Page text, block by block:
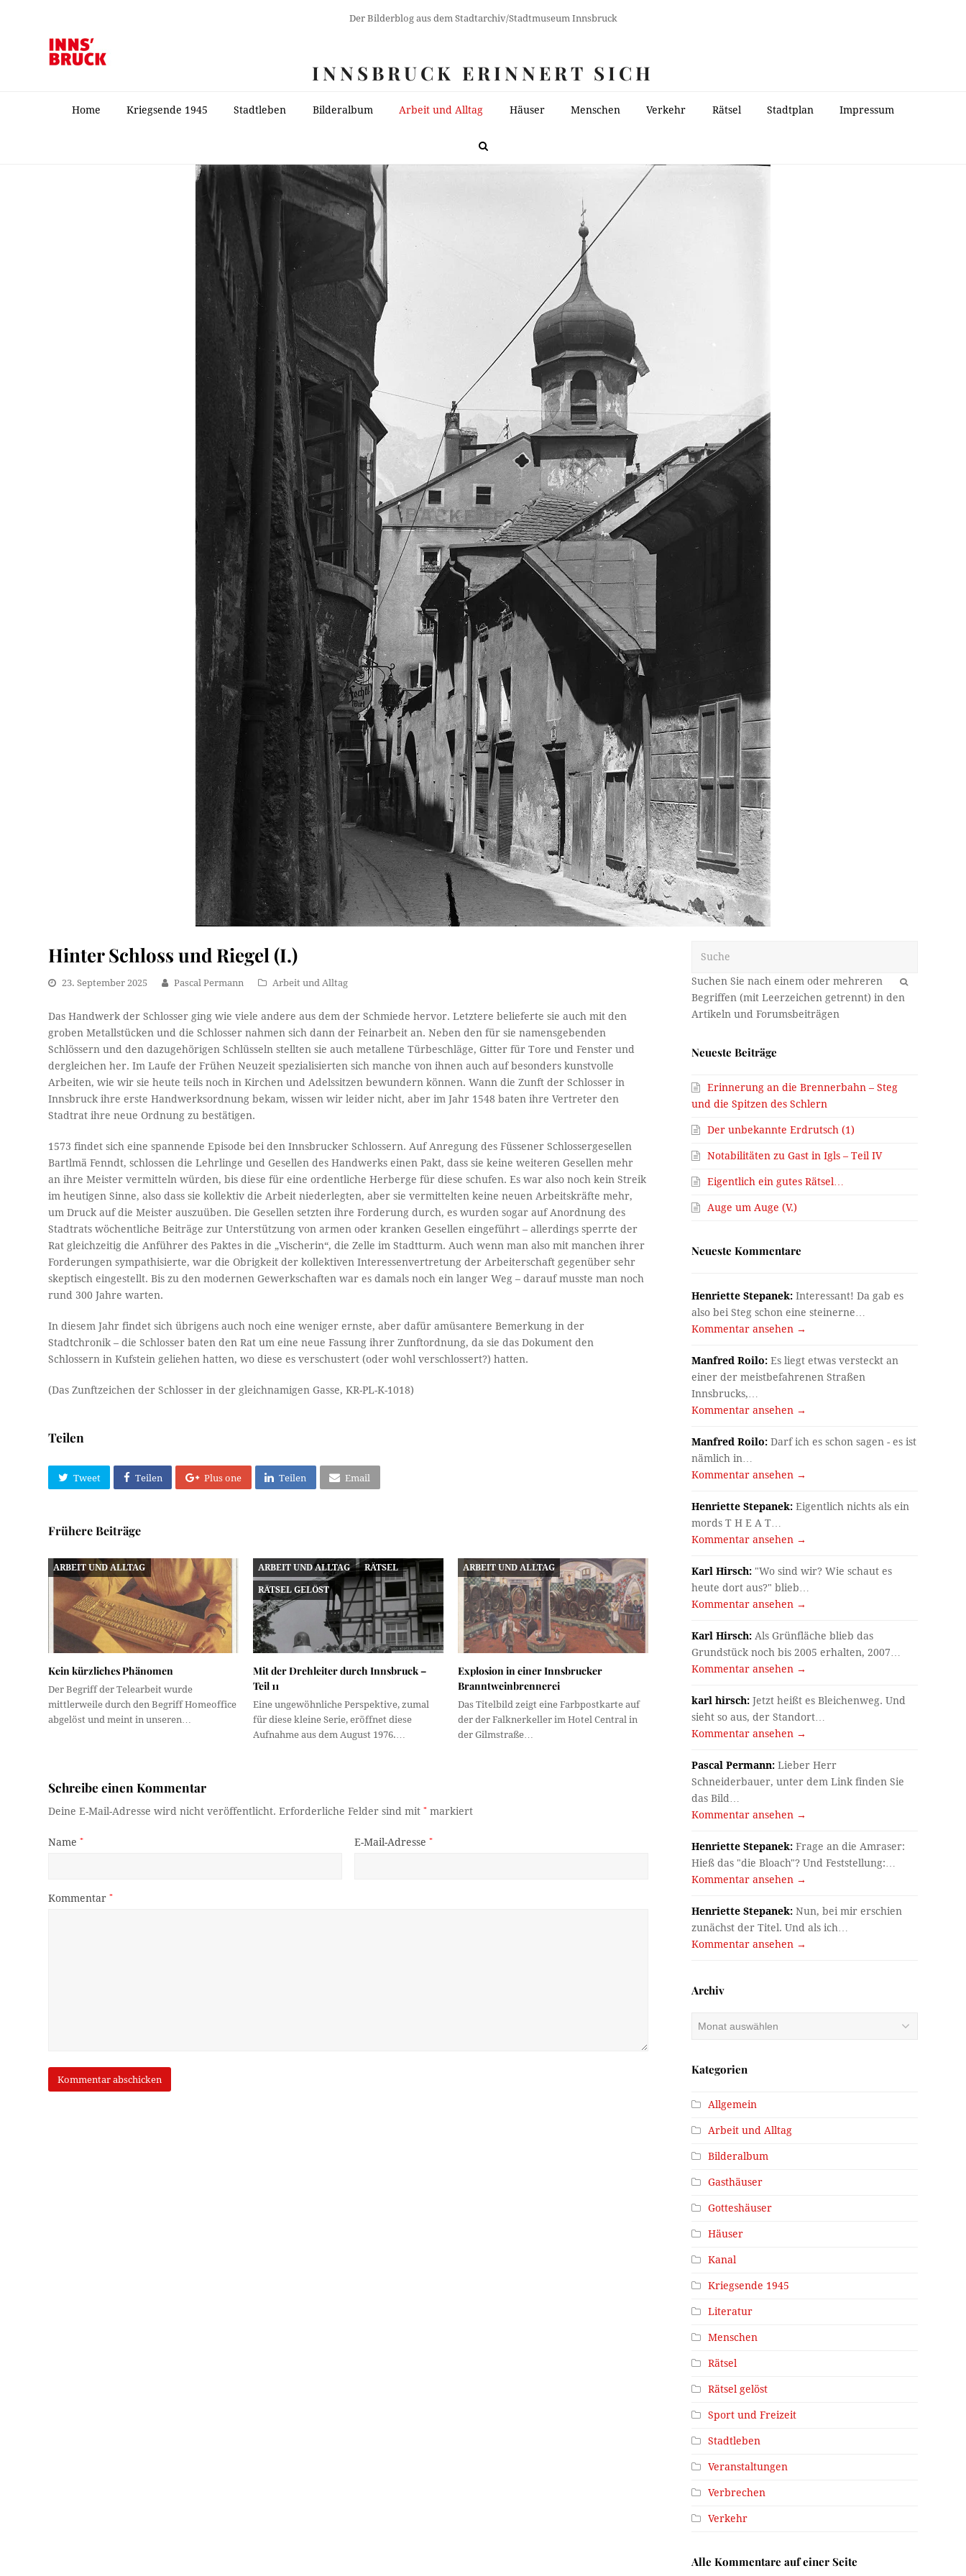
Der Bilderblog aus dem Stadtarchiv/Stadtmuseum Innsbruck
INNSBRUCK ERINNERT SICH
Home Kriegsende 1945 Stadtleben Bilderalbum Arbeit und Alltag Häuser Menschen Verkehr Rätsel Stadtplan Impressum
Hinter Schloss und Riegel (I.)
23. September 2025 Pascal Permann Arbeit und Alltag
Das Handwerk der Schlosser ging wie viele andere aus dem der Schmiede hervor. Letztere belieferte sie auch mit den
groben Metallstücken und die Schlosser nahmen sich dann der Feinarbeit an. Neben den für sie namensgebenden
Schlössern und den dazugehörigen Schlüsseln stellten sie auch metallene Türbeschläge, Gitter für Tore und Fenster und
dergleichen her. Im Laufe der Frühen Neuzeit spezialisierten sich manche von ihnen auch auf besonders kunstvolle
Arbeiten, wie wir sie heute teils noch in Kirchen und Adelssitzen bewundern können. Wann die Zunft der Schlosser in
Innsbruck ihre erste Handwerksordnung bekam, wissen wir leider nicht, aber im Jahr 1548 baten ihre Vertreter den
Stadtrat ihre neue Ordnung zu bestätigen.
1573 findet sich eine spannende Episode bei den Innsbrucker Schlossern. Auf Anregung des Füssener Schlossergesellen
Bartlmä Fenndt, schlossen die Lehrlinge und Gesellen des Handwerks einen Pakt, dass sie keine weiteren Gesellen mehr
an ihre Meister vermitteln würden, bis diese für eine ordentliche Herberge für diese schufen. Es war also noch kein Streik
im heutigen Sinne, also dass sie kollektiv die Arbeit niederlegten, aber sie vermittelten keine neuen Arbeitskräfte mehr,
um Druck auf die Meister auszuüben. Die Gesellen setzten ihre Forderung durch, es wurden sogar auf Anordnung des
Stadtrats wöchentliche Beiträge zur Unterstützung von armen oder kranken Gesellen eingeführt – allerdings sperrte der
Rat gleichzeitig die Anführer des Paktes in die „Vischerin“, die Zelle im Stadtturm. Auch wenn man also mit manchen ihrer
Forderungen sympathisierte, war die Obrigkeit der kollektiven Interessenvertretung der Arbeiterschaft gegenüber sehr
skeptisch eingestellt. Bis zu den modernen Gewerkschaften war es damals noch ein langer Weg – darauf musste man noch
rund 300 Jahre warten.
In diesem Jahr findet sich übrigens auch noch eine weniger ernste, aber dafür amüsantere Bemerkung in der
Stadtchronik – die Schlosser baten den Rat um eine neue Fassung ihrer Zunftordnung, da sie das Dokument den
Schlossern in Kufstein geliehen hatten, wo diese es verschustert (oder wohl verschlossert?) hatten.
(Das Zunftzeichen der Schlosser in der gleichnamigen Gasse, KR-PL-K-1018)
Teilen
Tweet Teilen Plus one Teilen Email
Frühere Beiträge
ARBEIT UND ALLTAG
Kein kürzliches Phänomen
Der Begriff der Telearbeit wurde
mittlerweile durch den Begriff Homeoffice
abgelöst und meint in unseren…
ARBEIT UND ALLTAG RÄTSEL
RÄTSEL GELÖST
Mit der Drehleiter durch Innsbruck –
Teil 11
Eine ungewöhnliche Perspektive, zumal
für diese kleine Serie, eröffnet diese
Aufnahme aus dem August 1976.…
ARBEIT UND ALLTAG
Explosion in einer Innsbrucker
Branntweinbrennerei
Das Titelbild zeigt eine Farbpostkarte auf
der der Falknerkeller im Hotel Central in
der Gilmstraße…
Schreibe einen Kommentar
Deine E-Mail-Adresse wird nicht veröffentlicht. Erforderliche Felder sind mit* markiert
Name* E-Mail-Adresse *
Kommentar*
OK
Neueste Beiträge
Erinnerung an die Brennerbahn – Steg
und die Spitzen des Schlern
Der unbekannte Erdrutsch (1)
Notabilitäten zu Gast in Igls – Teil IV
Eigentlich ein gutes Rätsel…
Auge um Auge (V.)
Neueste Kommentare
Henriette Stepanek: Interessant! Da gab es
also bei Steg schon eine steinerne…
Kommentar ansehen →
Manfred Roilo: Es liegt etwas versteckt an
einer der meistbefahrenen Straßen
Innsbrucks,…
Kommentar ansehen →
Manfred Roilo: Darf ich es schon sagen - es ist
nämlich in…
Kommentar ansehen →
Henriette Stepanek: Eigentlich nichts als ein
mords T H E A T…
Kommentar ansehen →
Karl Hirsch: "Wo sind wir? Wie schaut es
heute dort aus?" blieb…
Kommentar ansehen →
Karl Hirsch: Als Grünfläche blieb das
Grundstück noch bis 2005 erhalten, 2007…
Kommentar ansehen →
karl hirsch: Jetzt heißt es Bleichenweg. Und
sieht so aus, der Standort…
Kommentar ansehen →
Pascal Permann: Lieber Herr
Schneiderbauer, unter dem Link finden Sie
das Bild…
Kommentar ansehen →
Henriette Stepanek: Frage an die Amraser:
Hieß das "die Bloach"? Und Feststellung:…
Kommentar ansehen →
Henriette Stepanek: Nun, bei mir erschien
zunächst der Titel. Und als ich…
Kommentar ansehen →
Archiv
Kategorien
Allgemein
Arbeit und Alltag
Bilderalbum
Gasthäuser
Gotteshäuser
Häuser
Kanal
Kriegsende 1945
Literatur
Menschen
Rätsel
Rätsel gelöst
Sport und Freizeit
Stadtleben
Veranstaltungen
Verbrechen
Verkehr
Alle Kommentare auf einer Seite